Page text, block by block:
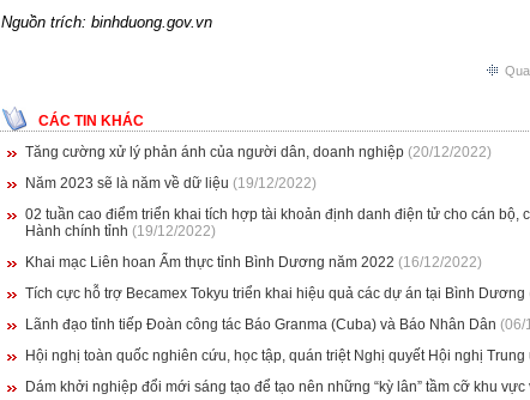
Nguồn trích: binhduong.gov.vn
CÁC TIN KHÁC
Tăng cường xử lý phản ánh của người dân, doanh nghiệp (20/12/2022)
Năm 2023 sẽ là năm về dữ liệu (19/12/2022)
02 tuần cao điểm triển khai tích hợp tài khoản định danh điện tử cho cán bộ,
Hành chính tỉnh (19/12/2022)
Khai mạc Liên hoan Ẩm thực tỉnh Bình Dương năm 2022 (16/12/2022)
Tích cực hỗ trợ Becamex Tokyu triển khai hiệu quả các dự án tại Bình Dương
Lãnh đạo tỉnh tiếp Đoàn công tác Báo Granma (Cuba) và Báo Nhân Dân (06/
Hội nghị toàn quốc nghiên cứu, học tập, quán triệt Nghị quyết Hội nghị
Dám khởi nghiệp đổi mới sáng tạo để tạo nên những “kỳ lân” tầm cỡ khu vực